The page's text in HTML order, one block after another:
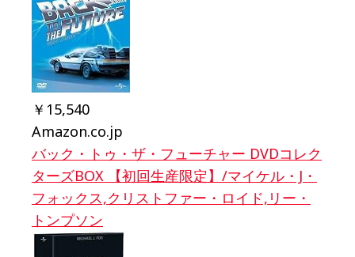
￥15,540
Amazon.co.jp
バック・トゥ・ザ・フューチャー DVDコレク
ターズBOX 【初回生産限定】/マイケル・J・
フォックス,クリストファー・ロイド,リー・
トンプソン